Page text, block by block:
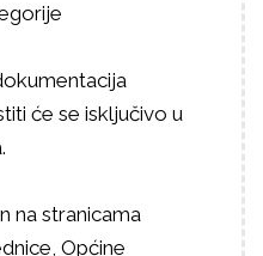
će se isključivo u
na stranicama
Općine